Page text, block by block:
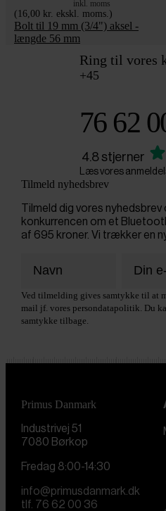
inkl. moms
(16,00 kr. ekskl. moms.)
Bolt til 19 mm (3/4") aksel -
længde 56 mm
Ring til vores
+45
76 62
4.8 stjerner
Læs vores
Tilmeld nyhedsbrev
Tilmeld dig vores
konkurrencen om et
af 695 kroner. Vi trækker en
Ved tilmelding gives samtykke til at
mail jf. vores persondatapolitik. Du
samtykke tilbage.
Primus Danmark
Industrivej 51
7080 Børkop
Fredag 8:00-14:30
info@primusdanmark.dk
tlf. 76 62 00 36